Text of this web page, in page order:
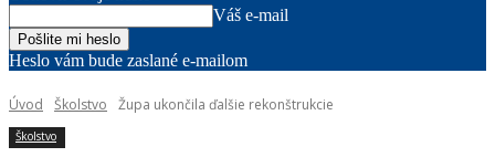
Váš e-mail
Heslo vám bude zaslané e-mailom
Úvod Školstvo Župa ukončila ďalšie rekonštrukcie
Školstvo